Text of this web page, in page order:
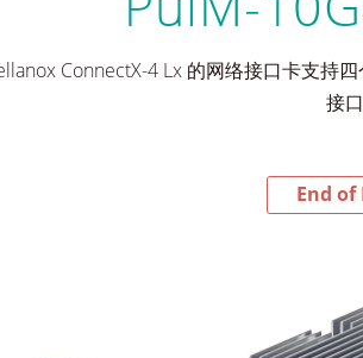
ConnectX-4 Lx 的网络接口卡支持
接口
End of